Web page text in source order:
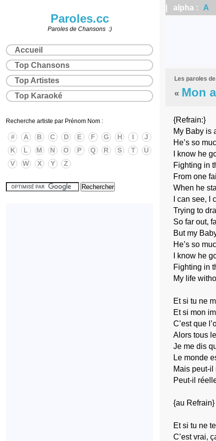
| alpha : A
Les paroles
« Mon
{Refrain:}
My Baby is
He’s so
I know he
Fighting in
From one
When he
I can see, I
Trying to
So far out,
But my
He’s so
I know he
Fighting in
My life
Et si tu ne
Et si mon
C’est que
Alors tous
Je me dis
Le monde
Mais peut-
Peut-il
{au Refrain}
Et si tu ne
C’est vrai,
Paroles.cc
Paroles de Chansons :)
Accueil
Top Chansons
Top Artistes
Top Karaoké
Recherche artiste par Prénom Nom :
# A B C D E F G H I
J
K
L M N O P Q R S T
U
V
W X Y Z